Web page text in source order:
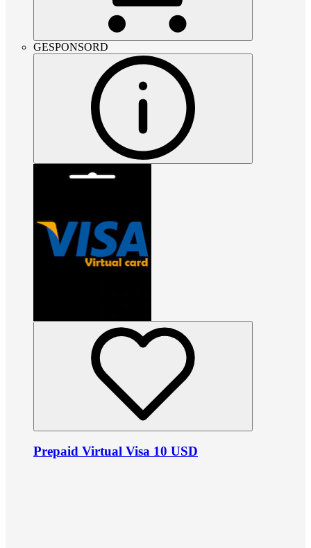
GESPONSORD
Prepaid Virtual Visa 10 USD